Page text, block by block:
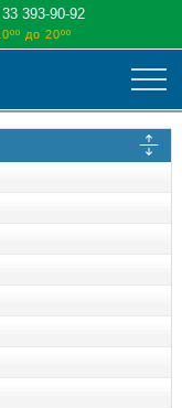
393-90-92
до 20ºº